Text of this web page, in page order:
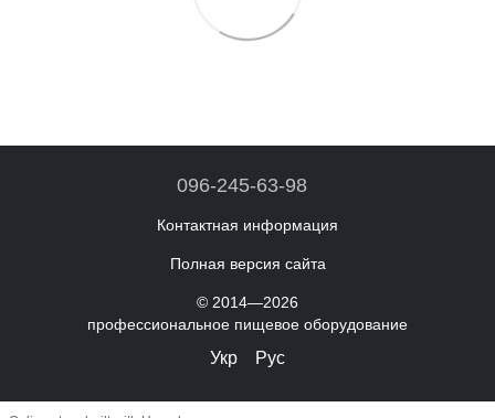
096-245-63-98
Контактная информация
Полная версия сайта
© 2014—2026
профессиональное пищевое оборудование
Укр Рус